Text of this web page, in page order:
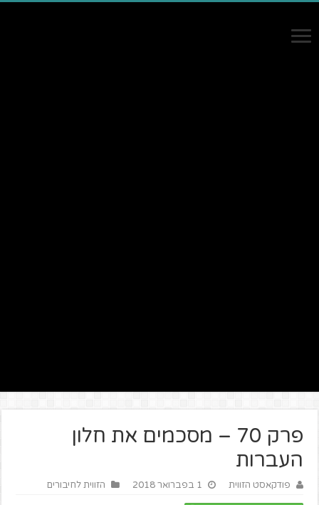
פרק 70 – מסכמים את חלון
העברות
פודקאסט הזווית 1 בפברואר 2018 הזווית לחיבורים